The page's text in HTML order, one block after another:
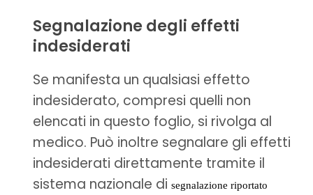
Segnalazione degli effetti
indesiderati
Se manifesta un qualsiasi effetto
indesiderato, compresi quelli non
elencati in questo foglio, si rivolga al
medico. Può inoltre segnalare gli effetti
indesiderati direttamente tramite il
sistema nazionale di segnalazione riportato